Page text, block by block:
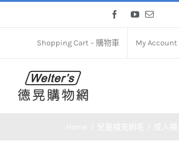
FacebookYouTube
Email
Shopping Cart – 購物車 My Account